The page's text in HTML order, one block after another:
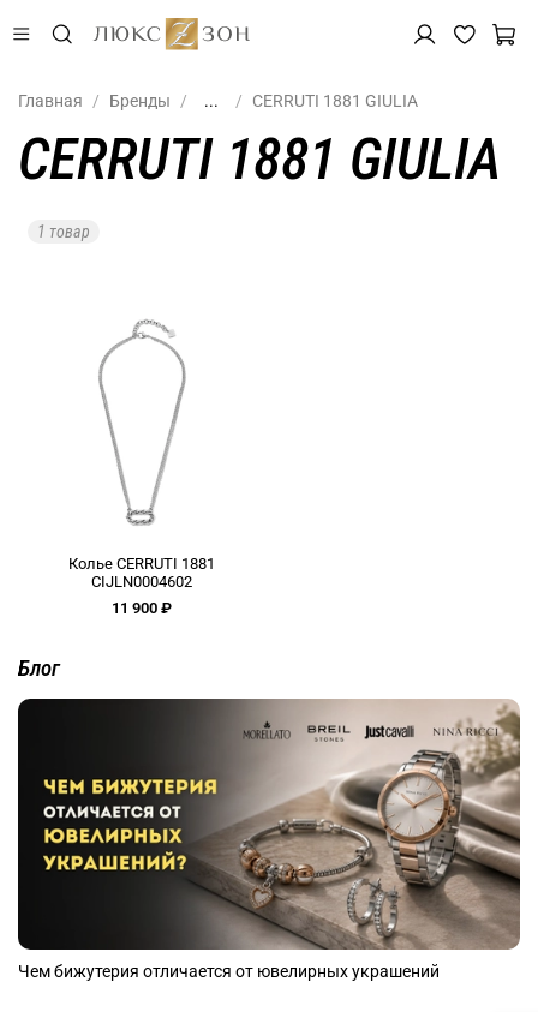
Главная Бренды ... CERRUTI 1881 GIULIA
CERRUTI 1881 GIULIA
1 товар
Колье CERRUTI 1881
CIJLN0004602
11 900 ₽
Блог
Чем бижутерия отличается от ювелирных украшений